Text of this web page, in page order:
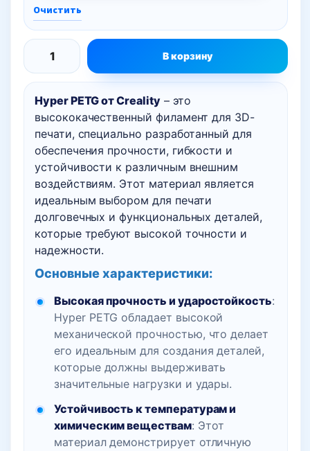
Hyper PETG от Creality– это
высококачественный филамент для 3D-
печати, специально разработанный для
обеспечения прочности, гибкости и
устойчивости к различным внешним
воздействиям. Этот материал является
идеальным выбором для печати
долговечных и функциональных деталей,
которые требуют высокой точности и
надежности.
Основные характеристики:
Высокая прочность и ударостойкость:
Hyper PETG обладает высокой
механической прочностью, что делает
его идеальным для создания деталей,
которые должны выдерживать
значительные нагрузки и удары.
Устойчивость к температурам и
химическим веществам: Этот
материал демонстрирует отличную
Очистить
Количество
товара
Hyper
PETG
пластик
Creality,
В корзину